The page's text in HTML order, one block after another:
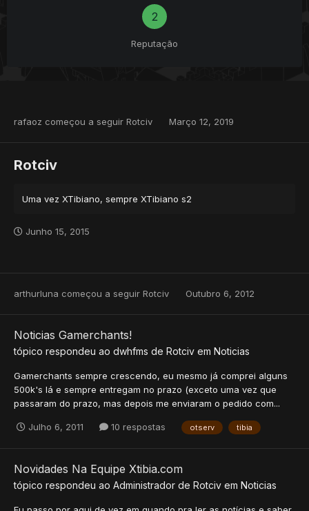
2
Reputação
rafaoz começou a seguir Rotciv Março 12, 2019
Rotciv
Uma vez XTibiano, sempre XTibiano s2
Junho 15, 2015
arthurluna começou a seguir Rotciv Outubro 6, 2012
Noticias Gamerchants!
tópico respondeu ao dwhfms de Rotciv em Noticias
Gamerchants sempre crescendo, eu mesmo já comprei alguns
500k's lá e sempre entregam no prazo (exceto uma vez que
passaram do prazo, mas depois me enviaram o pedido com...
Julho 6, 2011 10 respostas otserv tibia
Novidades Na Equipe Xtibia.com
tópico respondeu ao Administrador de Rotciv em Noticias